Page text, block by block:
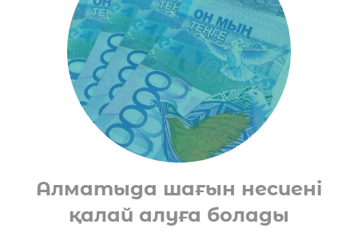
Алматыда шағын несиені
қалай алуға болады